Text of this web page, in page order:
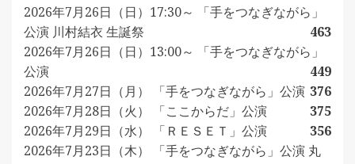
2026年7月26日（日）17:30～ 「手をつなぎながら」
公演 川村結衣 生誕祭
463
2026年7月26日（日）13:00～ 「手をつなぎながら」
公演
449
2026年7月27日（月） 「手をつなぎながら」公演 376
2026年7月28日（火） 「ここからだ」公演
375
2026年7月29日（水） 「ＲＥＳＥＴ」公演
356
2026年7月23日（木） 「手をつなぎながら」公演 丸